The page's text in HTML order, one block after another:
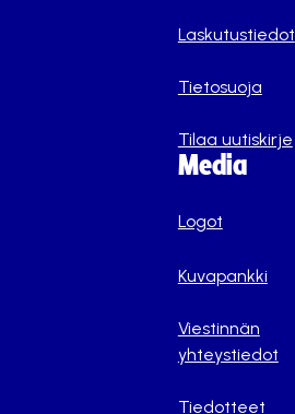
Laskutustiedot
Tietosuoja
Tilaa uutiskirje
Media
Logot
Kuvapankki
Viestinnän
yhteystiedot
Tiedotteet